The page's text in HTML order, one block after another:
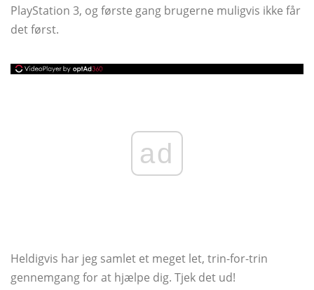
PlayStation 3, og første gang brugerne muligvis ikke får
det først.
ad
Heldigvis har jeg samlet et meget let, trin-for-trin
gennemgang for at hjælpe dig. Tjek det ud!